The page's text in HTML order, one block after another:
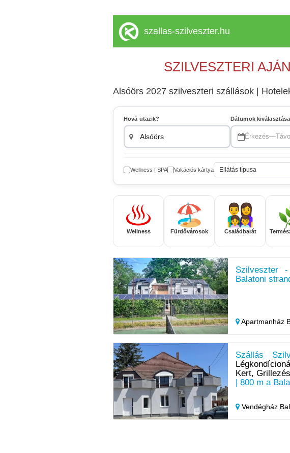
szallas-szilveszter.hu
SZILVESZTERI
Alsóörs 2027 szilveszteri szállások |
Hová utazik? Dátumok kiválasztása
Érkezés—
Wellness | SPA Vakációs kártya Ellátás típusa
Wellness Fürdővárosok Családbarát
Szilveszter
Balatoni
Apartmanház
Szállás
Kert,
| 800 m a
Vendégház